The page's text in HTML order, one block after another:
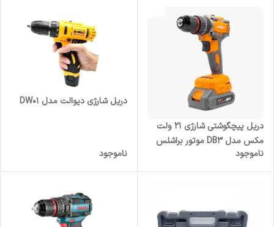
دریل پیچگوشتی شارژی ۲۱ ولت
مکس مدل DB3 موتور براشلس
ناموجود
دریل شارژی دیوالت مدل DW01
ناموجود